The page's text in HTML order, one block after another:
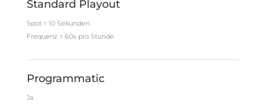
Standard Playout
Spot = 10 Sekunden
Frequenz = 60x pro Stunde
Programmatic
Ja